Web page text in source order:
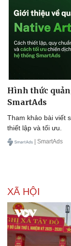
Dinh dưỡng - món
Cây thuốc
Nhi khoa
Nam khoa
Làm đẹp - giảm cân
Ăn sạch sống khỏe
Hình thức
SmartAds
Tham khảo bài viết
thiết lập và tối ưu.
| SmartAds
XÃ HỘI